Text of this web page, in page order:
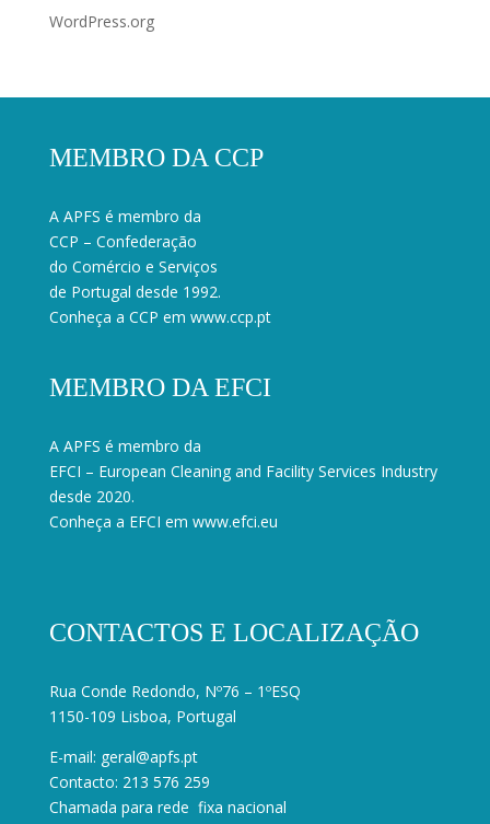
WordPress.org
MEMBRO DA CCP
A APFS é membro da
CCP – Confederação
do Comércio e Serviços
de Portugal desde 1992.
Conheça a CCP em www.ccp.pt
MEMBRO DA EFCI
A APFS é membro da
EFCI – European Cleaning and Facility Services Industry
desde 2020.
Conheça a EFCI em www.efci.eu
CONTACTOS E LOCALIZAÇÃO
Rua Conde Redondo, Nº76 – 1ºESQ
1150-109 Lisboa, Portugal
E-mail: geral@apfs.pt
Contacto: 213 576 259
Chamada para rede fixa nacional